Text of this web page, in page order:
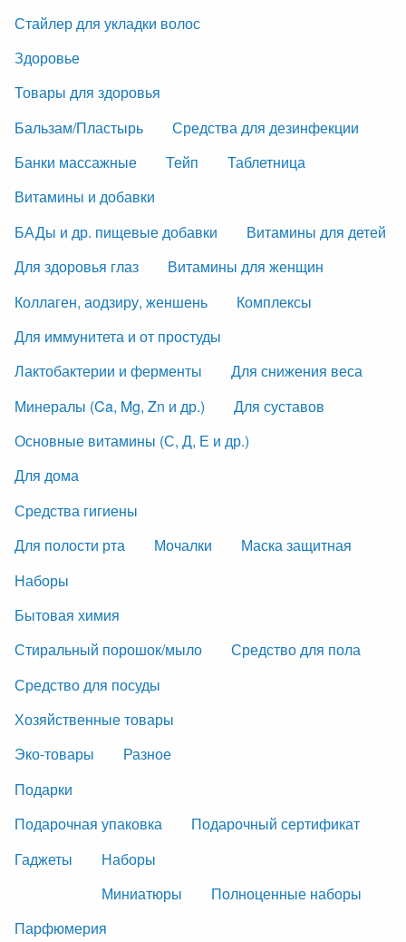
Стайлер для укладки волос
Здоровье
Товары для здоровья
Бальзам/Пластырь
Средства для дезинфекции
Банки массажные
Тейп
Таблетница
Витамины и добавки
БАДы и др. пищевые добавки
Витамины для детей
Для здоровья глаз
Витамины для женщин
Коллаген, аодзиру, женшень
Комплексы
Для иммунитета и от простуды
Лактобактерии и ферменты
Для снижения веса
Минералы (Ca, Mg, Zn и др.)
Для суставов
Основные витамины (С, Д, Е и др.)
Для дома
Средства гигиены
Для полости рта
Мочалки
Маска защитная
Наборы
Бытовая химия
Стиральный порошок/мыло
Средство для пола
Средство для посуды
Хозяйственные товары
Эко-товары
Разное
Подарки
Подарочная упаковка
Подарочный сертификат
Гаджеты
Наборы
Миниатюры
Полноценные наборы
Парфюмерия